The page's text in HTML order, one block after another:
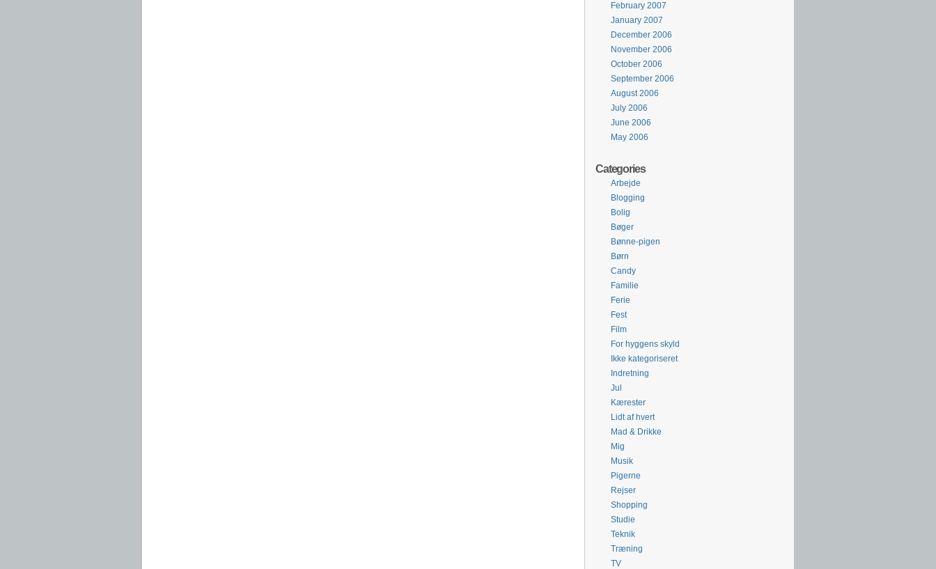
February 2007
January 2007
December 2006
November 2006
October 2006
September 2006
August 2006
July 2006
June 2006
May 2006
Categories
Arbejde
Blogging
Bolig
Bøger
Bønne-pigen
Børn
Candy
Familie
Ferie
Fest
Film
For hyggens skyld
Ikke kategoriseret
Indretning
Jul
Kærester
Lidt af hvert
Mad & Drikke
Mig
Musik
Pigerne
Rejser
Shopping
Studie
Teknik
Træning
TV